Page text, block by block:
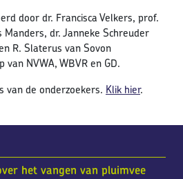
het vangen van pluimvee
door dr. Francisca Velkers, prof.
Manders, dr. Janneke Schreuder
R. Slaterus van Sovon
NVWA, WBVR en GD.
van de onderzoekers. Klik hier.